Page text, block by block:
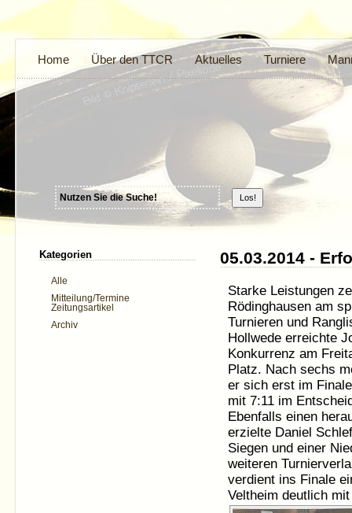
Home Über den TTCR Aktuelles Turniere
05.03.2014 -
Starke Leistungen
Rödinghausen am
Turnieren und
Hollwede erreichte
Konkurrenz am
Platz. Nach sechs
er sich erst im
mit 7:11 im
Ebenfalls einen
erzielte Daniel
Siegen und einer
weiteren
verdient ins Finale
Veltheim deutlich
Kategorien
Alle
Mitteilung/Termine
Zeitungsartikel
Archiv